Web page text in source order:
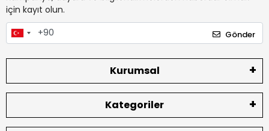
için kayıt olun.
Gönder
Kurumsal
Kategoriler